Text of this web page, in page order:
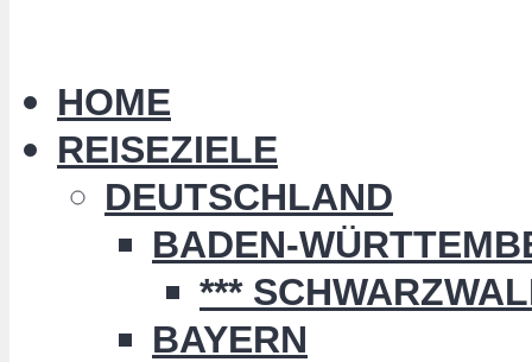
HOME
REISEZIELE
DEUTSCHLAND
BADEN-
***
BAYERN